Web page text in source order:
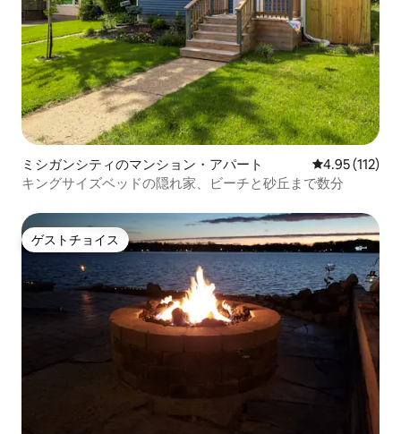
ミシガンシティのマンション・アパート レビュー112
4.95 (112)
キングサイズベッドの隠れ家、ビーチと砂丘まで数分
ゲストチョイス
ゲストチョイス